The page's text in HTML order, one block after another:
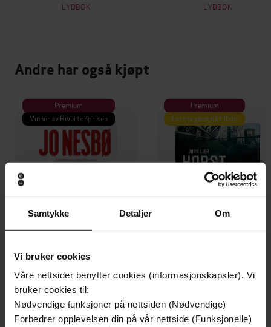
Samtykke Detaljer Om
Vi bruker cookies
Våre nettsider benytter cookies (informasjonskapsler). Vi
bruker cookies til:
Nødvendige funksjoner på nettsiden (Nødvendige)
Forbedrer opplevelsen din på vår nettside (Funksjonelle)
LYDBOK LYDBOK
Andre har også kjøpt
Premium
Vinner av Rivertonprisen
199,-
Minnesota
Jo Nesbø
Premium
Første gang på tilbud
Utskudd
Jørn Lier Horst